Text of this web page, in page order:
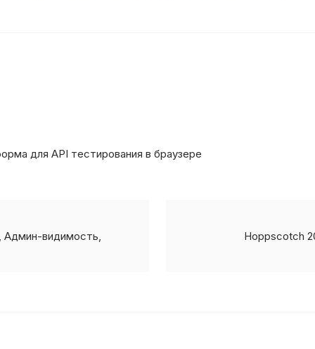
для API тестирования в браузере
Админ-видимость, Hoppscotch